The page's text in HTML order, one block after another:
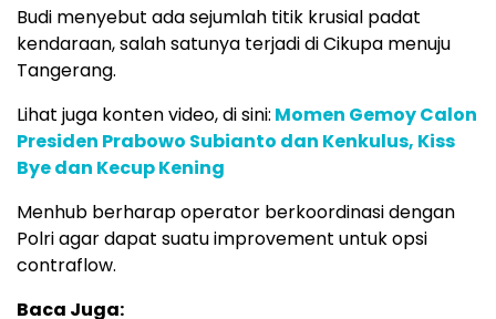
Budi menyebut ada sejumlah titik krusial padat
kendaraan, salah satunya terjadi di Cikupa menuju
Tangerang.
Lihat juga konten video, di sini: Momen Gemoy Calon
Presiden Prabowo Subianto dan Kenkulus, Kiss
Bye dan Kecup Kening
Menhub berharap operator berkoordinasi dengan
Polri agar dapat suatu improvement untuk opsi
contraflow.
Baca Juga: